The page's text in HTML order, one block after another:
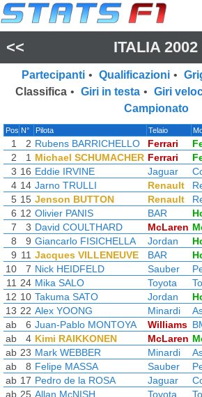
<< ITALIA 2002
Partecipanti • Qualificazioni •
Classifica • Giri in testa • Giri
Campionato
Pos N° Pilota Telaio
1 2 Rubens BARRICHELLO Ferrari
2
1 Michael SCHUMACHER Ferrari
3 16 Eddie IRVINE Jaguar
4 14 Jarno TRULLI Renault
5 15 Jenson BUTTON Renault
6 12 Olivier PANIS BAR
7
3 David COULTHARD McLaren
8
9 Giancarlo FISICHELLA Jordan
9 11 Jacques VILLENEUVE BAR
10
7 Nick HEIDFELD Sauber
11 24 Mika SALO Toyota
12 10 Takuma SATO Jordan
13 22 Alex YOONG Minardi
ab
6 Juan-Pablo MONTOYA Williams
ab
4 Kimi RAIKKONEN McLaren
ab 23 Mark WEBBER Minardi
ab
8 Felipe MASSA Sauber
ab 17 Pedro de la ROSA Jaguar
ab 25 Allan McNISH Toyota